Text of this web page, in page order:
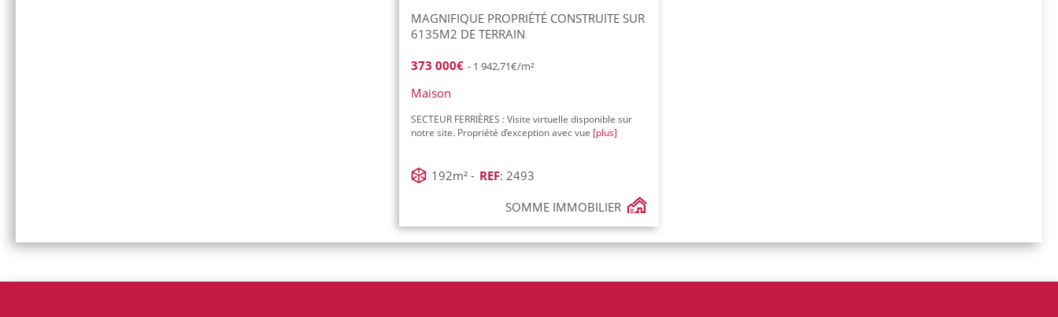
MAGNIFIQUE PROPRIÉTÉ CONSTRUITE SUR
6135M2 DE TERRAIN
373 000€ - 1 942,71€/m²
Maison
SECTEUR FERRIÈRES : Visite virtuelle disponible sur
notre site. Propriété d’exception avec vue [plus]
192m² - REF: 2493
SOMME IMMOBILIER